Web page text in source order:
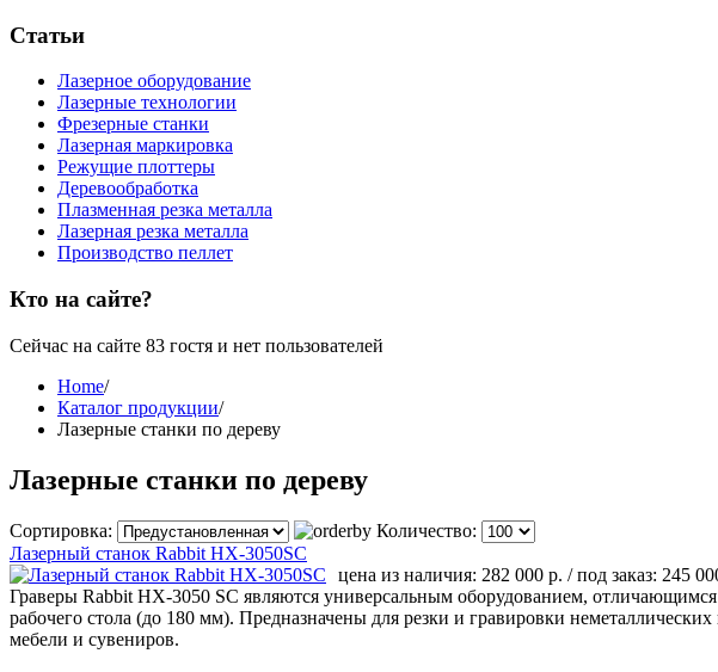
Статьи
Лазерное оборудование
Лазерные технологии
Фрезерные станки
Лазерная маркировка
Режущие плоттеры
Деревообработка
Плазменная резка металла
Лазерная резка металла
Производство пеллет
Кто на сайте?
Сейчас на сайте 83 гостя и нет пользователей
Home/
Каталог продукции/
Лазерные станки по дереву
Лазерные станки по дереву
Сортировка:
Количество:
Лазерный станок Rabbit HX-3050SC
цена из наличия: 282 000 р. / под заказ: 245
Граверы Rabbit HX-3050 SС являются универсальным оборудованием,
рабочего стола (до 180 мм). Предназначены для резки и гравировки
мебели и сувениров.